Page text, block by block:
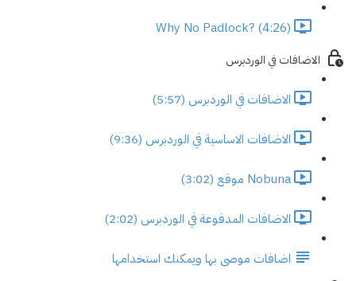
Why No Padlock? (4:26)
الاضافات في الوردبرس
الاضافات في الوردبرس (5:57)
الاضافات الاساسية في الوردبرس (9:36)
Nobuna موقع (3:02)
الاضافات المدفوعة في الوردبرس (2:02)
اضافات موصى بها ويمكنك استخدامها